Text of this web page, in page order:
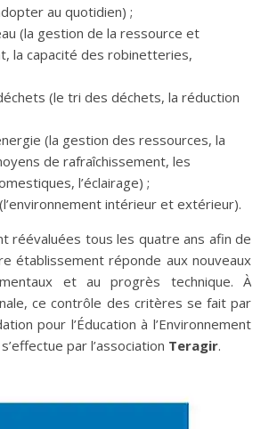
au quotidien) ;
(la gestion de la ressource et
la capacité des robinetteries,
(le tri des déchets, la réduction
(la gestion des ressources, la
de rafraîchissement, les
l’éclairage) ;
intérieur et extérieur).
réévaluées tous les quatre ans afin de
établissement réponde aux nouveaux
et au progrès technique. À
ce contrôle des critères se fait par
pour l’Éducation à l’Environnement
par l’association Teragir.